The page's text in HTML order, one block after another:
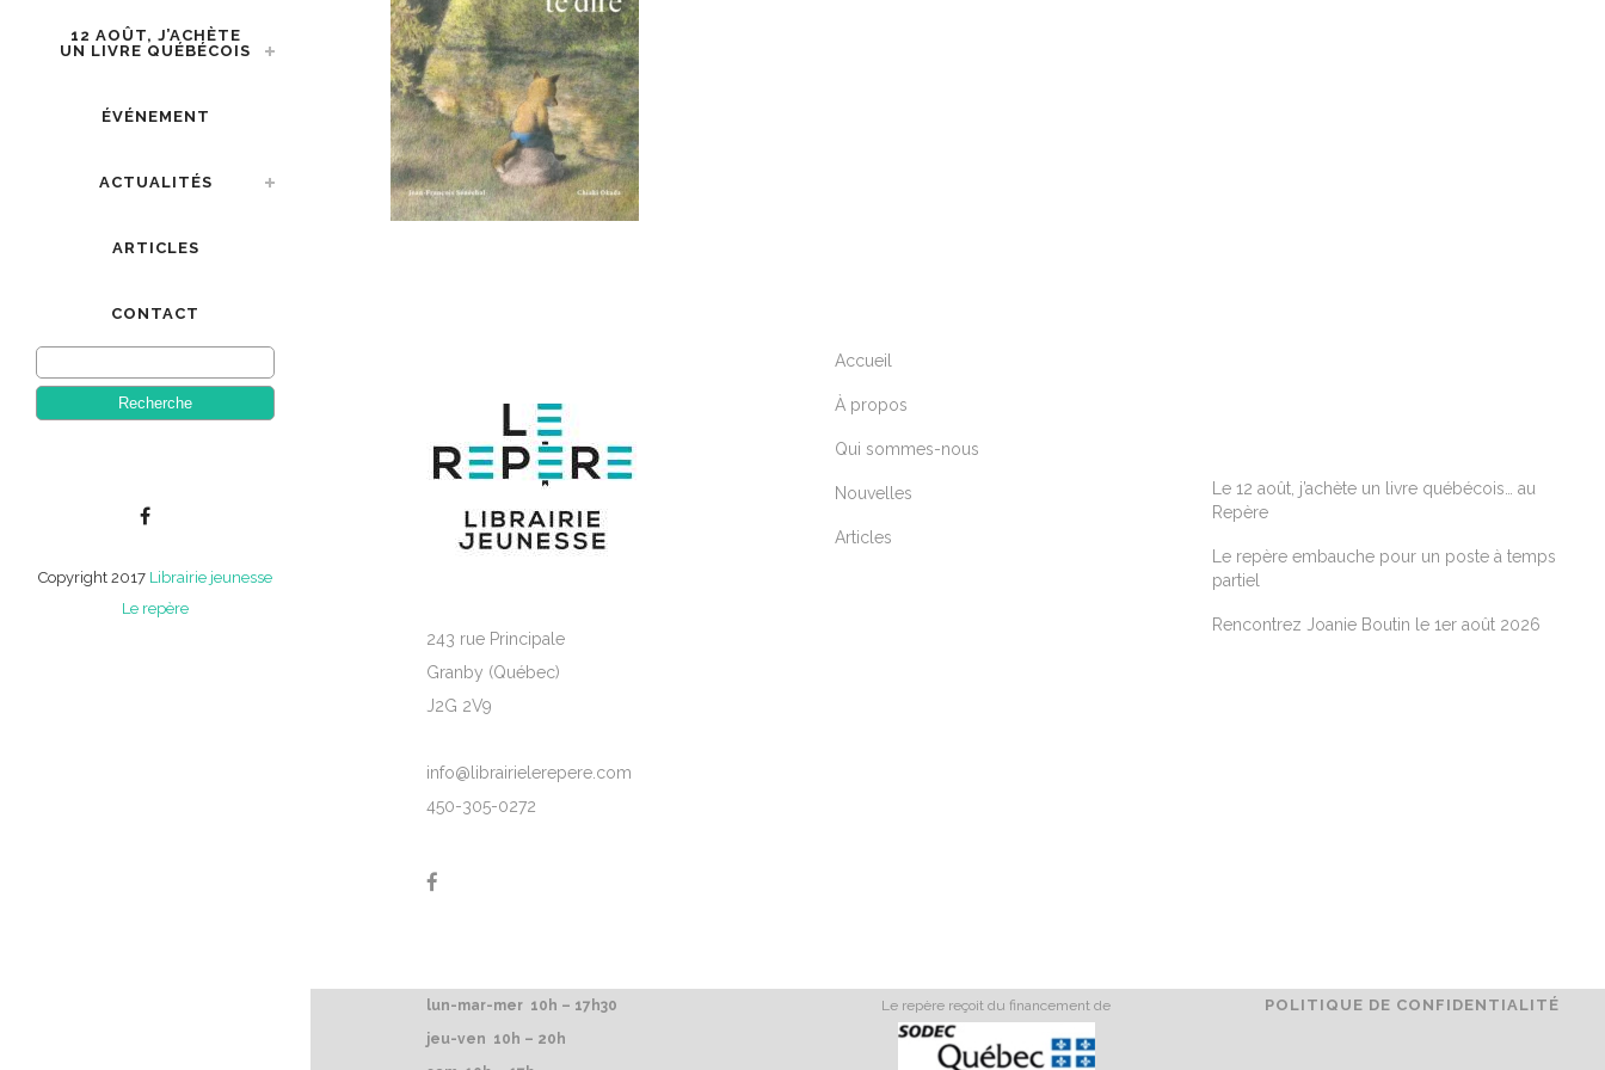
12 AOÛT, J’ACHÈTE
UN LIVRE QUÉBÉCOIS
ÉVÉNEMENT
ACTUALITÉS
ARTICLES
CONTACT
Copyright 2017 Librairie jeunesse
Le repère
243 rue Principale
Granby (Québec)
J2G 2V9
info@librairielerepere.com
450-305-0272
Accueil
À propos
Qui sommes-nous
Nouvelles
Articles
Le 12 août, j’achète un livre québécois… au
Repère
Le repère embauche pour un poste à temps
partiel
Rencontrez Joanie Boutin le 1er août 2026
lun-mar-mer 10h – 17h30
jeu-ven 10h – 20h
Le repère reçoit du financement de POLITIQUE DE CONFIDENTIALITÉ